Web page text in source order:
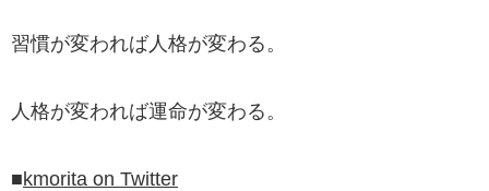
習慣が変われば人格が変わる。
人格が変われば運命が変わる。
■kmorita on Twitter